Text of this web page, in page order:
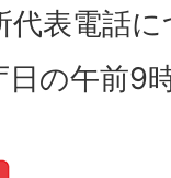
代表電話
の午前9